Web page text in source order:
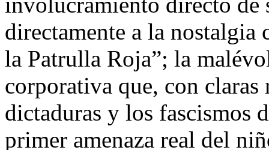
directamente a la nostalgia
la Patrulla Roja”; la
corporativa que, con claras
dictaduras y los fascismos
primer amenaza real del